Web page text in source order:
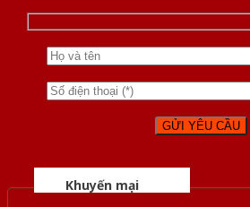
Khuyến mại